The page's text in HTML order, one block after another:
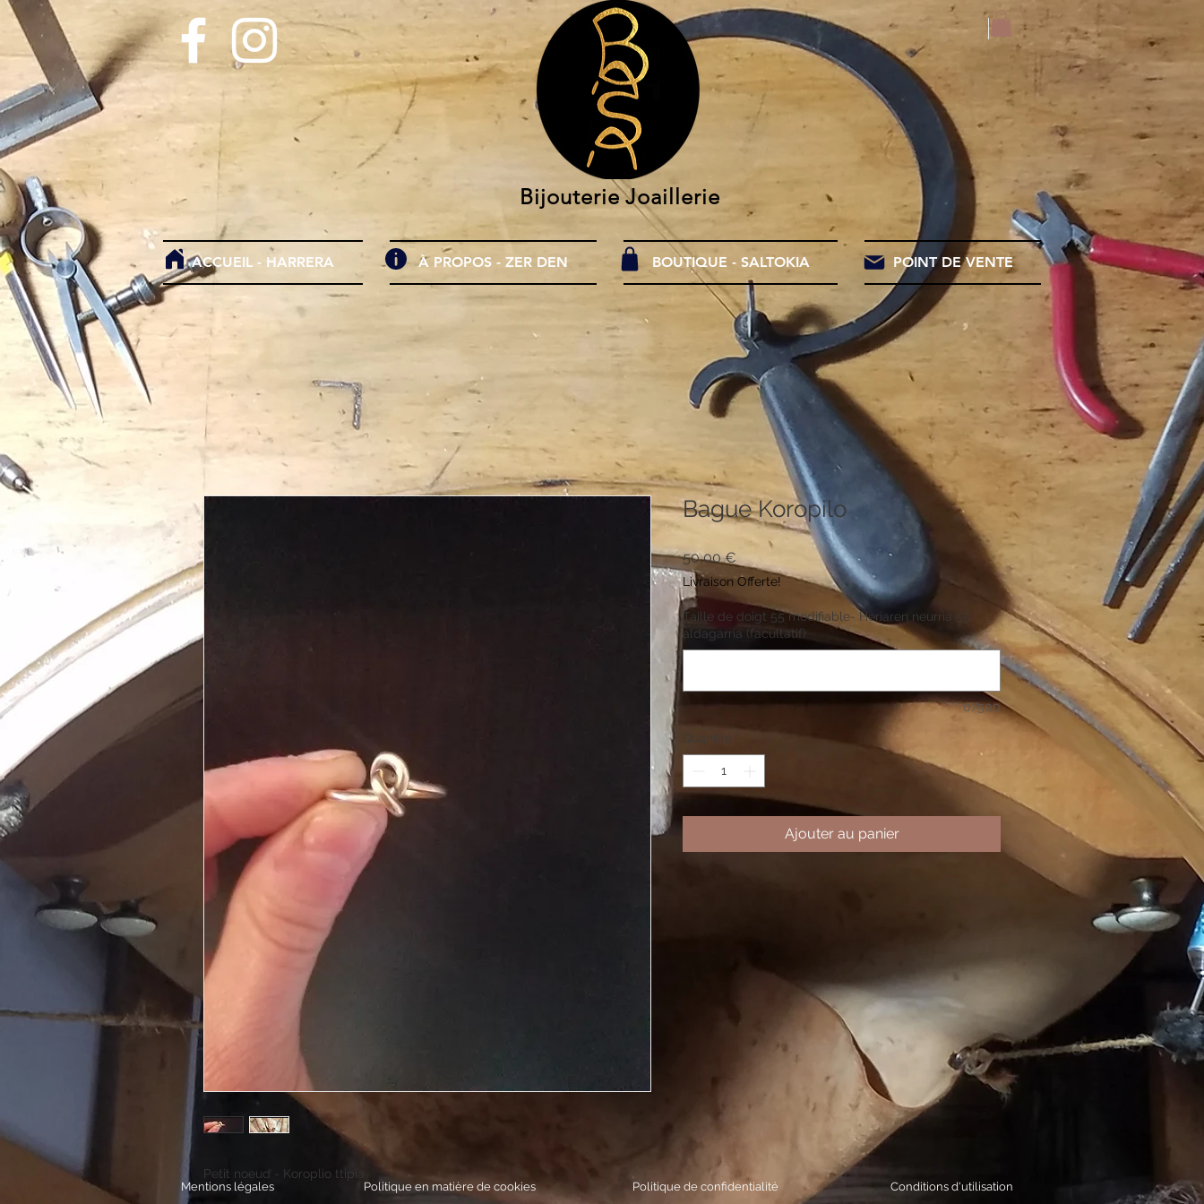
Bijouterie Joaillerie
Petit noeud - Koroplio ttipia
Bague Koropilo
50,00 €
Livraison Offerte!
Taille de doigt 55 modifiable- Heriaren neurria 55
aldagarria (facultatif)
0/500
Quantité
Ajouter au panier
ACCUEIL - HARRERA À PROPOS - ZER DEN BOUTIQUE - SALTOKIA POINT DE VENTE
Mentions légales Politique en matière de cookies Politique de confidentialité Conditions d'utilisation